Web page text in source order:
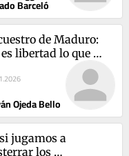
Barceló
de Maduro:
libertad lo que
Ojeda Bello
jugamos a
los